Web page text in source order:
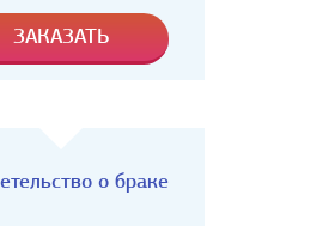
о браке